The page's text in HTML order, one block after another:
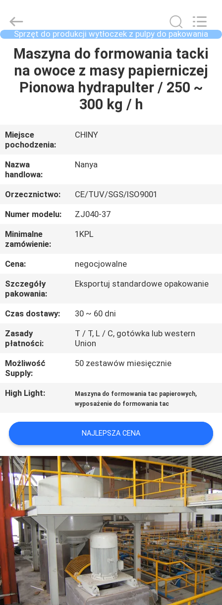
DOM
PRODUKTY
POKAZ
VR
O
NAS
WYCIECZKA
PO
FABRYCE
KONTROLA
JAKOŚCI
SKONTAKTUJ
SIĘ
Z
AKTUALNOŚCI
SITEMAP
PRIVACY
POLICY
Molding
Equipment
Co.,
Ltd..
Reserved.
Sprzęt do produkcji wytłoczek z pulpy do pakowania
przemysłowego
Maszyna do formowania tacki
na owoce z masy papierniczej
Pionowa hydrapulter / 250 ~
300 kg / h
Miejsce
pochodzenia:
CHINY
Nazwa
handlowa:
Nanya
Orzecznictwo:
CE/TUV/SGS/ISO9001
Numer modelu:
ZJ040-37
Minimalne
zamówienie:
1KPL
Cena:
negocjowalne
Szczegóły
pakowania:
Eksportuj standardowe opakowanie
Czas dostawy:
30 ~ 60 dni
Zasady
płatności:
T / T, L / C, gotówka lub western
Union
Możliwość
Supply:
50 zestawów miesięcznie
High Light: Maszyna do formowania tac papierowych,
wyposażenie do formowania tac
NAJLEPSZA CENA